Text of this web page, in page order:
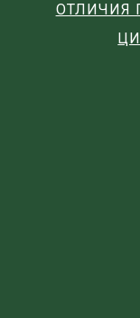
ОТЛИЧИЯ